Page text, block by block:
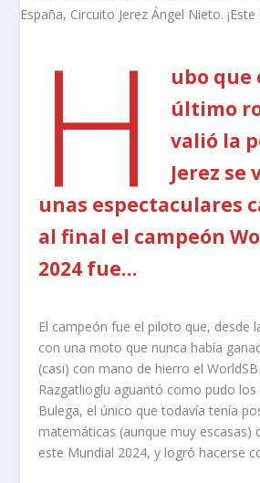
H
ubo que
último
valió la
Jerez se
unas espectaculares
al final el campeón
2024 fue…
El campeón fue el piloto que, desde
con una moto que nunca había
(casi) con mano de hierro el
Razgatlioglu aguantó como pudo
Bulega, el único que todavía tenía
matemáticas (aunque muy escasas)
este Mundial 2024, y logró hacerse